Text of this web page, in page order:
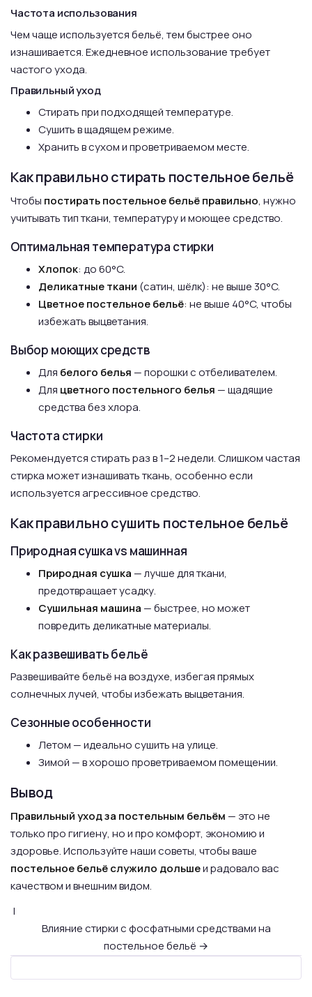
Частота использования
Чем чаще используется бельё, тем быстрее оно
изнашивается. Ежедневное использование требует
частого ухода.
Правильный уход
Стирать при подходящей температуре.
Сушить в щадящем режиме.
Хранить в сухом и проветриваемом месте.
Как правильно стирать постельное бельё
Чтобы постирать постельное бельё правильно, нужно
учитывать тип ткани, температуру и моющее средство.
Оптимальная температура стирки
Хлопок: до 60°C.
Деликатные ткани (сатин, шёлк): не выше 30°C.
Цветное постельное бельё: не выше 40°C, чтобы
избежать выцветания.
Выбор моющих средств
Для белого белья — порошки с отбеливателем.
Для цветного постельного белья — щадящие
средства без хлора.
Частота стирки
Рекомендуется стирать раз в 1–2 недели. Слишком частая
стирка может изнашивать ткань, особенно если
используется агрессивное средство.
Как правильно сушить постельное бельё
Природная сушка vs машинная
Природная сушка — лучше для ткани,
предотвращает усадку.
Сушильная машина — быстрее, но может
повредить деликатные материалы.
Как развешивать бельё
Развешивайте бельё на воздухе, избегая прямых
солнечных лучей, чтобы избежать выцветания.
Сезонные особенности
Летом — идеально сушить на улице.
Зимой — в хорошо проветриваемом помещении.
Вывод
Правильный уход за постельным бельём — это не
только про гигиену, но и про комфорт, экономию и
здоровье. Используйте наши советы, чтобы ваше
постельное бельё служило дольшеи радовало вас
качеством и внешним видом.
|
Влияние стирки с фосфатными средствами на
постельное бельё →